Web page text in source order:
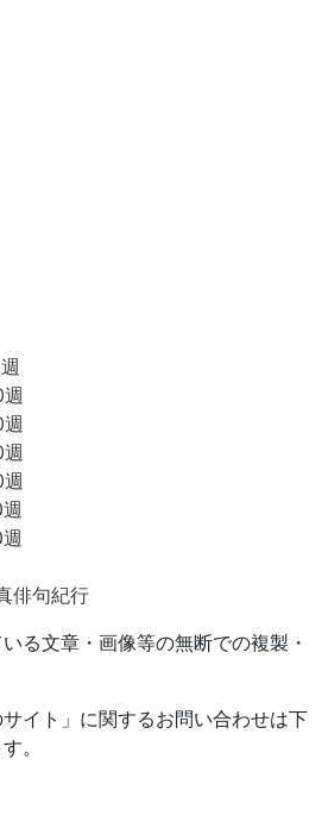
俳句紀行
る文章・画像等の無断での複製・
サイト」に関するお問い合わせは下
。